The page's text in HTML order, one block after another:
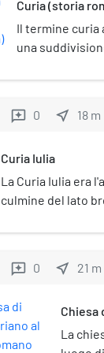
Roma.
Curia (storia
Il termine curia
una
utilizzata per
reviews 0 near_me 18 m
Curia Iulia
La Curia Iulia era
culmine del lato
separa dalla
reviews 0 near_me 21 m
Chiesa
La